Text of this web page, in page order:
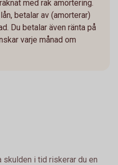
med rak amortering.
betalar av (amorterar)
Du betalar även ränta på
varje månad om
skulden i tid riskerar du en